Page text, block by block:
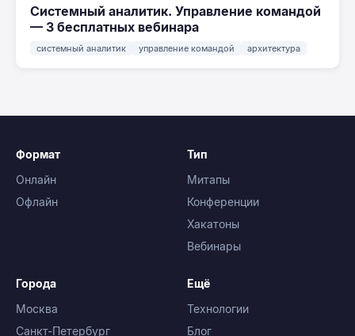
Системный аналитик. Управление командой
— 3 бесплатных вебинара
системный аналитик управление командой архитектура
Формат
Онлайн
Офлайн
Тип
Митапы
Конференции
Хакатоны
Вебинары
Города
Москва
Санкт-Петербург
Ещё
Технологии
Блог